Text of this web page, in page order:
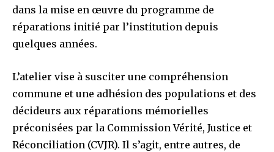
dans la mise en œuvre du programme de
réparations initié par l’institution depuis
quelques années.
L’atelier vise à susciter une compréhension
commune et une adhésion des populations et des
décideurs aux réparations mémorielles
préconisées par la Commission Vérité, Justice et
Réconciliation (CVJR). Il s’agit, entre autres, de